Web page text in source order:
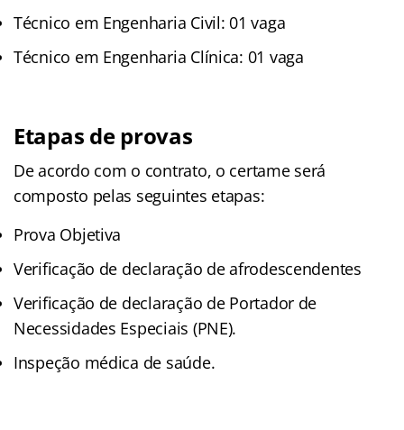
Técnico em Engenharia Civil: 01 vaga
Técnico em Engenharia Clínica: 01 vaga
Etapas de provas
De acordo com o contrato, o certame será
composto pelas seguintes etapas:
Prova Objetiva
Verificação de declaração de afrodescendentes
Verificação de declaração de Portador de
Necessidades Especiais (PNE).
Inspeção médica de saúde.